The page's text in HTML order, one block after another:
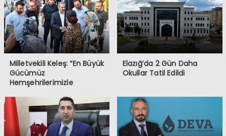
Milletvekili Keleş: “En Büyük
Gücümüz
Hemşehrilerimizle
Elazığ’da 2 Gün Daha
Okullar Tatil Edildi